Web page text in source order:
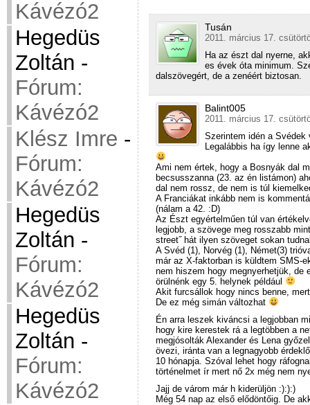
Kávézó2
Hegedüs
Zoltán -
Fórum:
Kávézó2
Klész Imre -
Fórum:
Kávézó2
Hegedüs
Zoltán -
Fórum:
Kávézó2
Hegedüs
Zoltán -
Fórum:
Kávézó2
Tusán
2011. március 17.
Ha az észt dal nyerne,
es évek óta minimum.
dalszövegért, de a zenéért biztosan.
Balint005
2011. március 17.
Szerintem idén a Svédek
Legalábbis ha így lenne
Ami nem értek, hogy a Bosnyák dal
becsusszanna (23. az én listámon)
dal nem rossz, de nem is túl
A Franciákat inkább nem is
(nálam a 42. :D)
Az Észt egyértelműen túl van
legjobb, a szövege meg rosszabb
street˝ hát ilyen szöveget sokan
A Svéd (1), Norvég (1), Német(3)
már az X-faktorban is küldtem SMS-
nem hiszem hogy megnyerhetjük, de
örülnénk egy 5. helynek például
Akit furcsállok hogy nincs benne,
De ez még simán változhat
Én arra leszek kiváncsi a legjobban
hogy kire kerestek rá a legtöbben a
megjósolták Alexander és Lena
övezi, iránta van a legnagyobb
10 hónapja. Szóval lehet hogy
történelmet ír mert nő 2x még nem
Jajj de várom már h kiderüljön :):):)
Még 54 nap az első elődöntőig. De